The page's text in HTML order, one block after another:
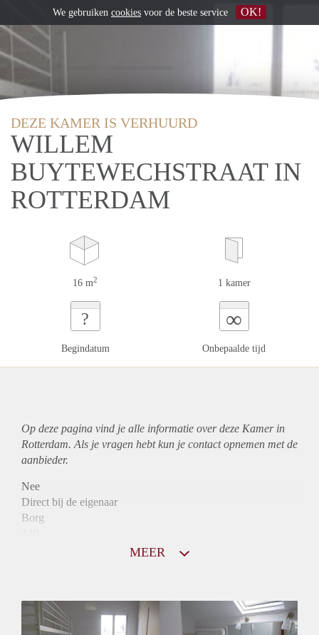
DEZE KAMER IS VERHUURD
WILLEM
BUYTEWECHSTRAAT IN
ROTTERDAM
16 m2 1 kamer
?
Begindatum
∞
Onbepaalde tijd
Op deze pagina vind je alle informatie over deze Kamer in
Rotterdam. Als je vragen hebt kun je contact opnemen met de
aanbieder.
Nee
Direct bij de eigenaar
Borg
Inkomen eis
N.V.T.
MEER
We gebruiken cookies voor de beste service OK!